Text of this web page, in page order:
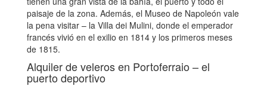
paisaje de la zona. Además, el Museo de Napoleón vale
la pena visitar – la Villa dei Mulini, donde el emperador
francés vivió en el exilio en 1814 y los primeros meses
de 1815.
Alquiler de veleros en Portoferraio – el
puerto deportivo